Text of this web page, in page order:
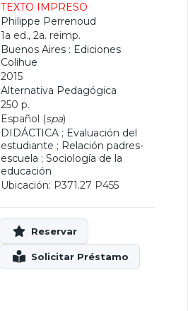
TEXTO IMPRESO
Philippe Perrenoud
1a ed., 2a. reimp.
Buenos Aires : Ediciones
Colihue
2015
Alternativa Pedagógica
250 p.
Español (spa)
DIDÁCTICA ; Evaluación del
estudiante ; Relación padres-
escuela ; Sociología de la
educación
Ubicación: P371.27 P455